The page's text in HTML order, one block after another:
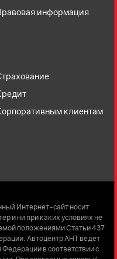
информация
клиентам
Интернет-сайт носит
и ни при каких условиях не
положениями Статьи 437
Автоцентр АНТ ведет
в соответствии с